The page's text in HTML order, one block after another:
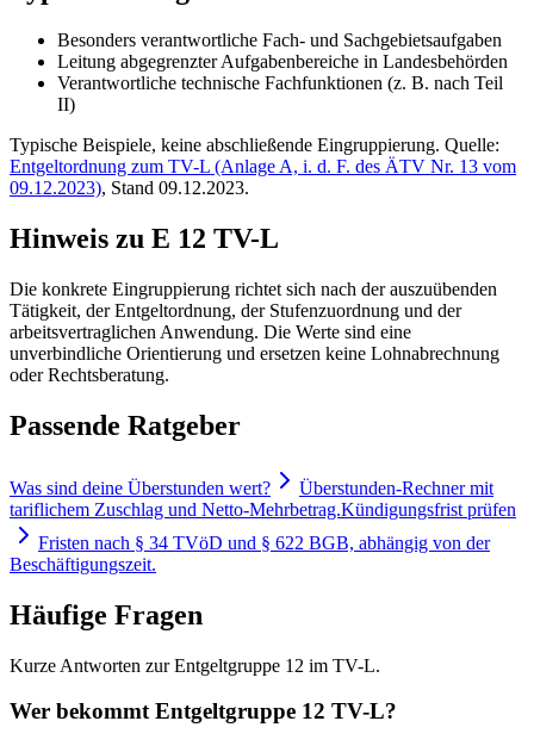
Besonders verantwortliche Fach- und Sachgebietsaufgaben
Leitung abgegrenzter Aufgabenbereiche in Landesbehörden
Verantwortliche technische Fachfunktionen (z. B. nach Teil
II)
Typische Beispiele, keine abschließende Eingruppierung. Quelle:
Entgeltordnung zum TV-L (Anlage A, i. d. F. des ÄTV Nr. 13 vom
09.12.2023), Stand 09.12.2023.
Hinweis zu E 12 TV-L
Die konkrete Eingruppierung richtet sich nach der auszuübenden
Tätigkeit, der Entgeltordnung, der Stufenzuordnung und der
arbeitsvertraglichen Anwendung. Die Werte sind eine
unverbindliche Orientierung und ersetzen keine Lohnabrechnung
oder Rechtsberatung.
Passende Ratgeber
Was sind deine Überstunden wert?
Überstunden-Rechner mit
tariflichem Zuschlag und Netto-Mehrbetrag.Kündigungsfrist prüfen
Fristen nach § 34 TVöD und § 622 BGB, abhängig von der
Beschäftigungszeit.
Häufige Fragen
Kurze Antworten zur Entgeltgruppe 12 im TV-L.
Wer bekommt Entgeltgruppe 12 TV-L?